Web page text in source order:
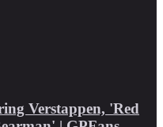
Verstappen, 'Red